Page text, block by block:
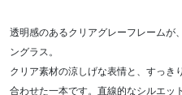
透明感のあるクリアグレーフレームが
ングラス。
クリア素材の涼しげな表情と、すっき
合わせた一本です。直線的なシルエッ